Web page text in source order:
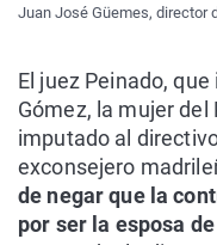
Juan José Güemes, director
El juez Peinado,
Gómez, la mujer del
imputado al
exconsejero
de negar que la
por ser la esposa